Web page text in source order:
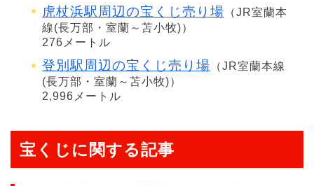
虎杖浜駅周辺の宝くじ売り場 （JR室蘭本
線(長万部・室蘭～苫小牧)）
276メートル
登別駅周辺の宝くじ売り場 （JR室蘭本線
(長万部・室蘭～苫小牧)）
2,996メートル
宝くじに関する記事